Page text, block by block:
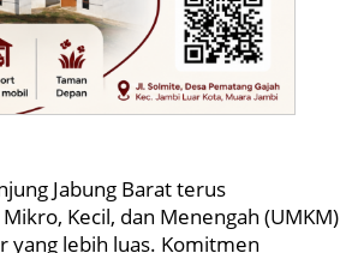
Jabung Barat terus
Kecil, dan Menengah (UMKM)
yang lebih luas. Komitmen